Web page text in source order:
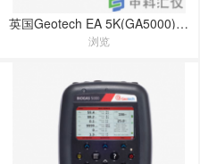
英国Geotech EA 5K(GA5000)便携式沼气分析仪
浏览